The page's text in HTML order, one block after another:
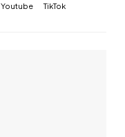
Youtube TikTok